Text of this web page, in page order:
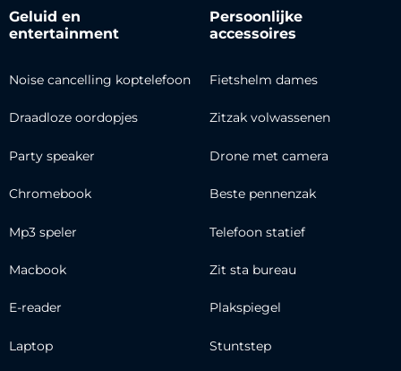
Geluid en
entertainment
Noise cancelling koptelefoon
Draadloze oordopjes
Party speaker
Chromebook
Mp3 speler
Macbook
E-reader
Laptop
Persoonlijke
accessoires
Fietshelm dames
Zitzak volwassenen
Drone met camera
Beste pennenzak
Telefoon statief
Zit sta bureau
Plakspiegel
Stuntstep